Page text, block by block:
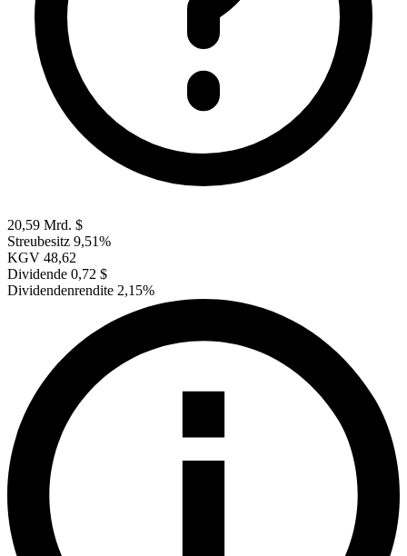
20,59 Mrd. $
Streubesitz 9,51%
KGV 48,62
Dividende 0,72 $
Dividendenrendite 2,15%